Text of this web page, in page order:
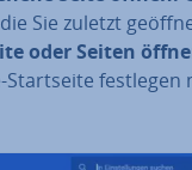
Sie zuletzt
oder Seiten
Start­sei­te festlegen